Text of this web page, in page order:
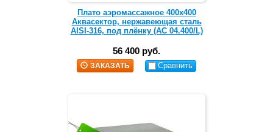
Плато аэромассажное 400х400
Аквасектор, нержавеющая сталь
AISI-316, под плёнку (АС 04.400/L)
56 400 руб.
ЗАКАЗАТЬ Сравнить